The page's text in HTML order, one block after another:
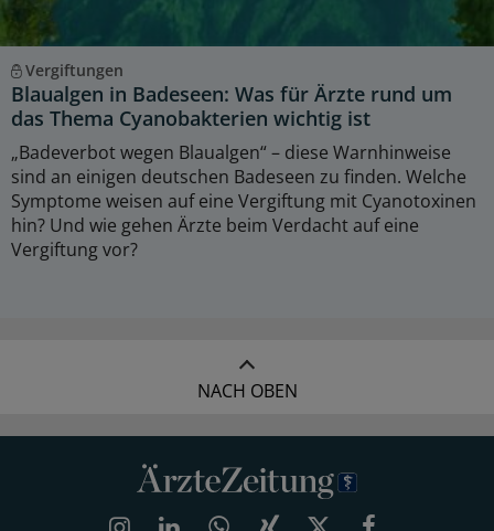
Vergiftungen
Blaualgen in Badeseen: Was für Ärzte rund um
das Thema Cyanobakterien wichtig ist
„Badeverbot wegen Blaualgen“ – diese Warnhinweise
sind an einigen deutschen Badeseen zu finden. Welche
Symptome weisen auf eine Vergiftung mit Cyanotoxinen
hin? Und wie gehen Ärzte beim Verdacht auf eine
Vergiftung vor?
NACH OBEN